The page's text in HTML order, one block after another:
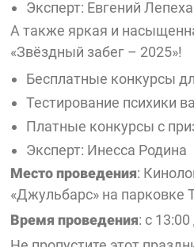
Эксперт: Евгений Лепеха
А также яркая и
«Звёздный забег – 2025»!
Бесплатные конкурсы
Тестирование психики
Платные конкурсы с
Эксперт: Инесса Родина
Место проведения:
«Джульбарс» на парковке
Время проведения: с